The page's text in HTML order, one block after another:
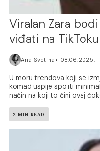
Viralan Zara
viđati na TikToku
Ana Svetina 08.06.2025.
U moru trendova koji se
komad uspije spojiti
način na koji to čini ovaj
2 MIN READ